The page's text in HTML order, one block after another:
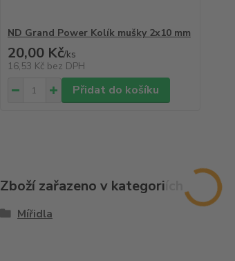
ND Grand Power Kolík mušky 2x10 mm
20,00 Kč/ks
16,53 Kč bez DPH
Přidat do košíku
Zboží zařazeno v kategoriích
Mířidla